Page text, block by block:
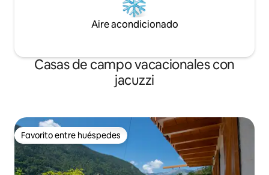
Aire acondicionado
Casas de campo vacacionales con
jacuzzi
Favorito entre huéspedes
Favorito entre huéspedes